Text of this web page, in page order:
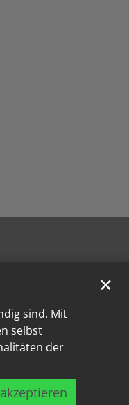
sind. Mit
selbst
der
✕